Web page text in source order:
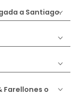
a Santiago.
Farellones o